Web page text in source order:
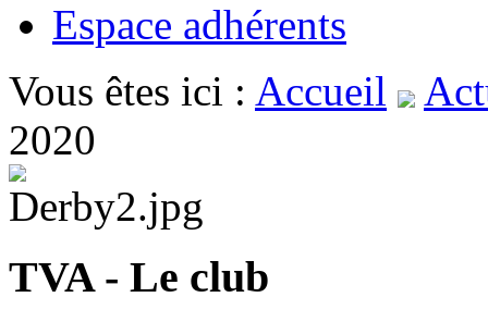
Espace adhérents
Vous êtes ici : Accueil
2020
TVA - Le club